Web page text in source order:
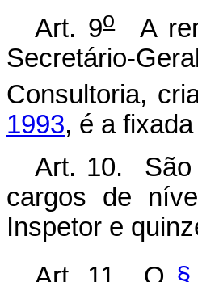
Art. 9oA
Secretário-
Consultoria,
1993, é a
Art. 10. São
cargos de
Inspetor e
Art. 11. O